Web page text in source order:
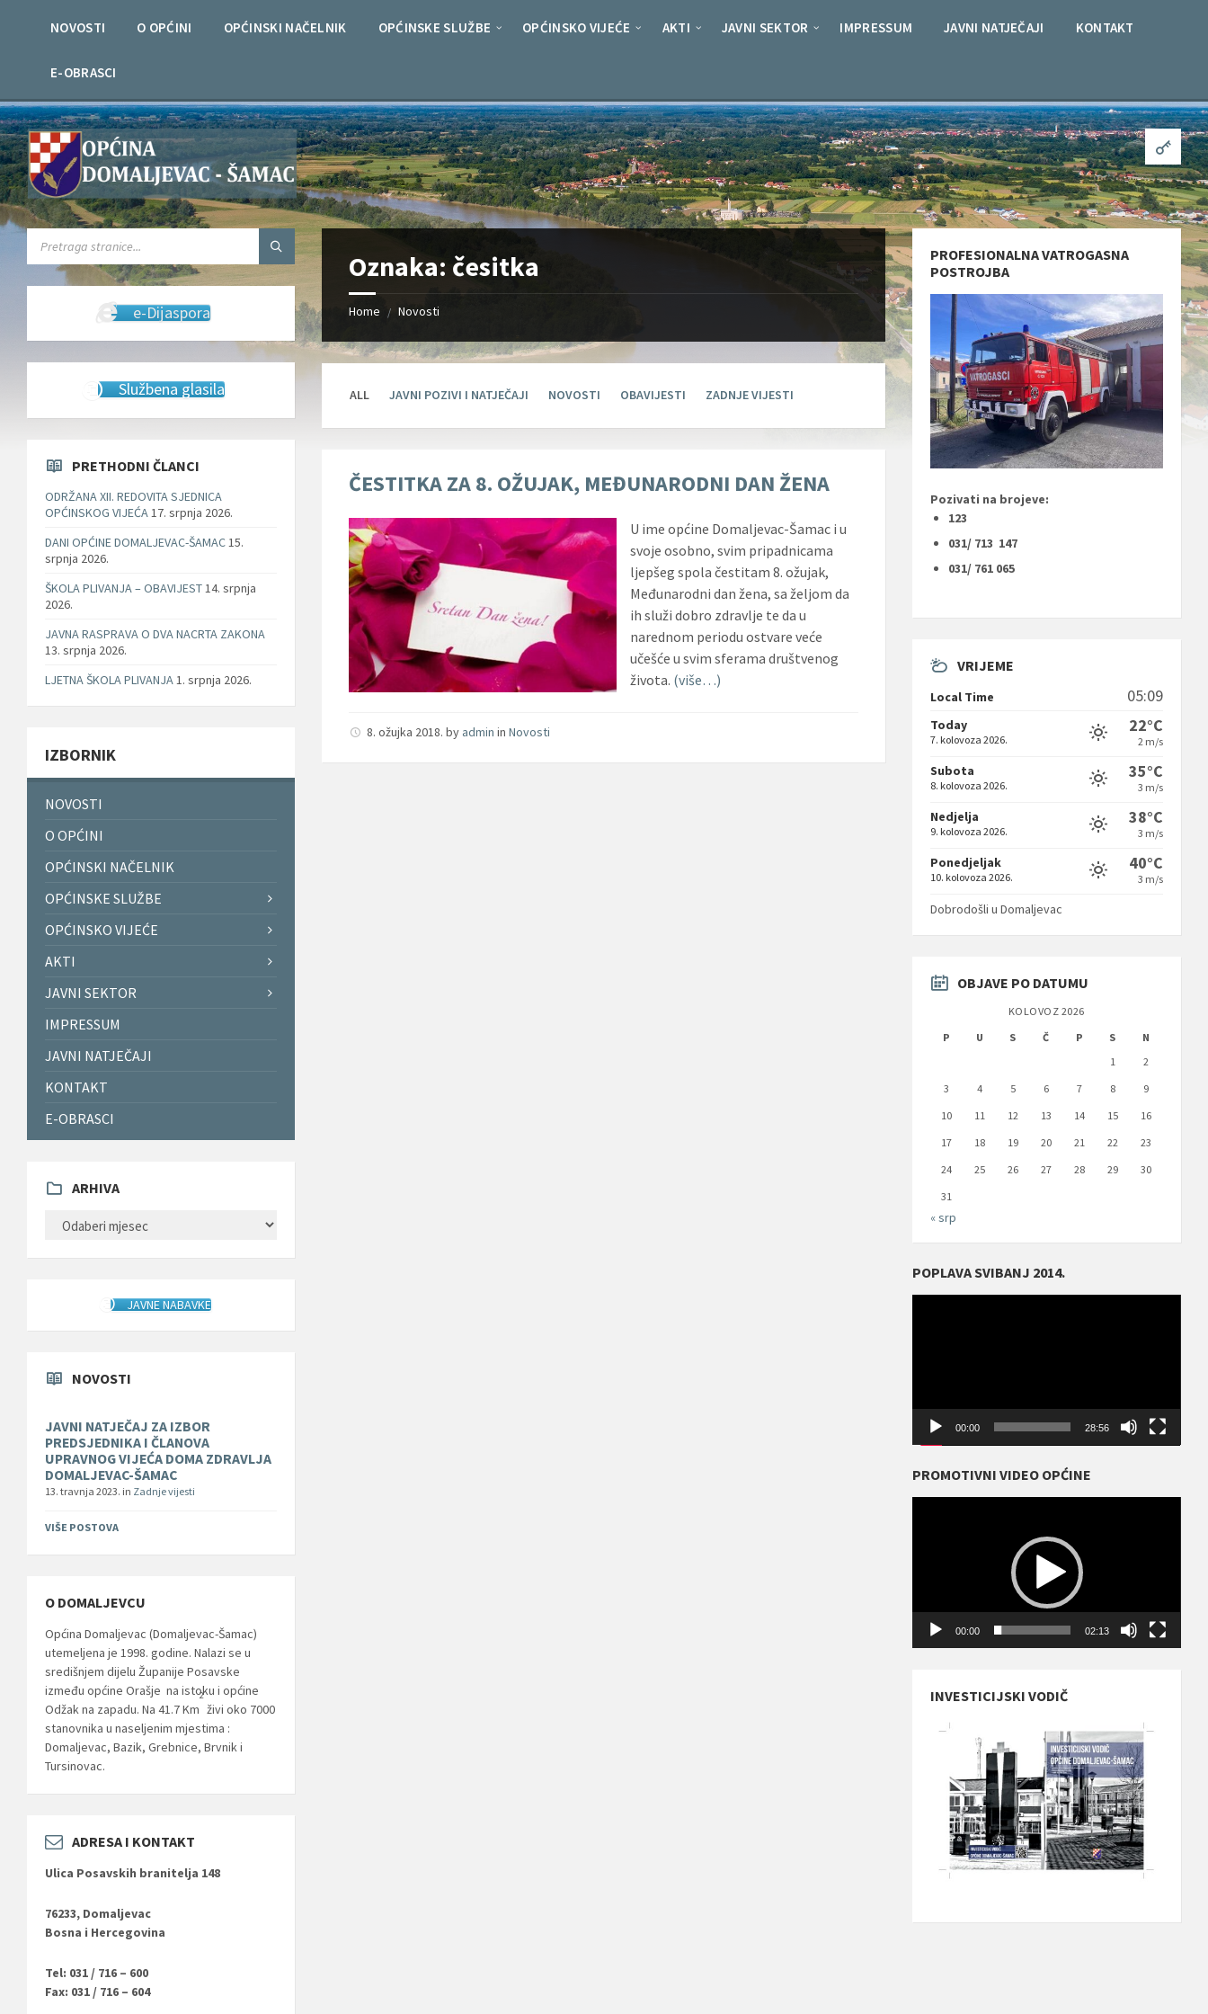
NOVOSTI O OPĆINI OPĆINSKI NAČELNIK OPĆINSKE SLUŽBE OPĆINSKO VIJEĆE AKTI JAVNI SEKTOR IMPRESSUM JAVNI NATJEČAJI KONTAKT
E-OBRASCI
Oznaka: česitka
Home / Novosti
ALL JAVNI POZIVI I NATJEČAJI NOVOSTI OBAVIJESTI ZADNJE VIJESTI
ČESTITKA ZA 8. OŽUJAK, MEĐUNARODNI DAN ŽENA
U ime općine Domaljevac-Šamac i u
svoje osobno, svim pripadnicama
ljepšeg spola čestitam 8. ožujak,
Međunarodni dan žena, sa željom da
ih služi dobro zdravlje te da u
narednom periodu ostvare veće
učešće u svim sferama društvenog
života. (više…)
8. ožujka 2018.by admin inNovosti
SEARCH:
e-Dijaspora
Službena glasila
PRETHODNI ČLANCI
ODRŽANA XII. REDOVITA SJEDNICA
OPĆINSKOG VIJEĆA17. srpnja 2026.
DANI OPĆINE DOMALJEVAC-ŠAMAC15.
srpnja 2026.
ŠKOLA PLIVANJA – OBAVIJEST14. srpnja
2026.
JAVNA RASPRAVA O DVA NACRTA ZAKONA
13. srpnja 2026.
LJETNA ŠKOLA PLIVANJA1. srpnja 2026.
IZBORNIK
NOVOSTI
O OPĆINI
OPĆINSKI NAČELNIK
OPĆINSKE SLUŽBE
OPĆINSKO VIJEĆE
AKTI
JAVNI SEKTOR
IMPRESSUM
JAVNI NATJEČAJI
KONTAKT
E-OBRASCI
ARHIVA
JAVNE NABAVKE
NOVOSTI
JAVNI NATJEČAJ ZA IZBOR
PREDSJEDNIKA I ČLANOVA
UPRAVNOG VIJEĆA DOMA ZDRAVLJA
DOMALJEVAC-ŠAMAC
13. travnja 2023. in Zadnje vijesti
VIŠE POSTOVA
O DOMALJEVCU
Općina Domaljevac (Domaljevac-Šamac)
utemeljena je 1998. godine. Nalazi se u
središnjem dijelu Županije Posavske
između općine Orašje na istoku i općine
Odžak na zapadu. Na 41.7 Km
2
živi oko 7000
stanovnika u naseljenim mjestima :
Domaljevac, Bazik, Grebnice, Brvnik i
Tursinovac.
ADRESA I KONTAKT
Ulica Posavskih branitelja 148
76233, Domaljevac
Bosna i Hercegovina
Tel: 031 / 716 – 600
Fax: 031 / 716 – 604
PROFESIONALNA VATROGASNA
POSTROJBA
Pozivati na brojeve:
123
031/ 713 147
031/ 761 065
VRIJEME
Local Time 05:09
Today
7. kolovoza 2026.
22°C
2 m/s
Subota
8. kolovoza 2026.
35°C
3 m/s
Nedjelja
9. kolovoza 2026.
38°C
3 m/s
Ponedjeljak
10. kolovoza 2026.
40°C
3 m/s
Dobrodošli u Domaljevac
OBJAVE PO DATUMU
KOLOVOZ 2026
P
U S Č P S
N
1
2
3
4 5 6 7 8
9
10
11 12 13 14 15
16
17
18 19 20 21 22
23
24
25 26 27 28 29
30
31
« srp
POPLAVA SVIBANJ 2014.
00:00 28:56
PROMOTIVNI VIDEO OPĆINE
00:00 02:13
INVESTICIJSKI VODIČ